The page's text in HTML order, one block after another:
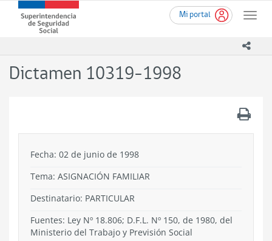
contenido
Mi portal
Toggle
Superintendencia
de
-
Dictamen 10319-1998
Fecha: 02 de junio de 1998
Tema: ASIGNACIÓN FAMILIAR
Destinatario: PARTICULAR
Fuentes: Ley Nº 18.806; D.F.L. Nº 150, de 1980, del
Ministerio del Trabajo y Previsión Social